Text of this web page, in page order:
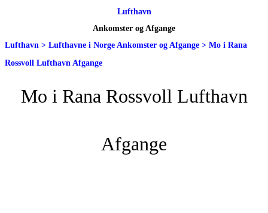
Lufthavn
Ankomster og Afgange
Lufthavn > Lufthavne i Norge Ankomster og Afgange > Mo i Rana
Rossvoll Lufthavn Afgange
Mo i Rana Rossvoll Lufthavn
Afgange